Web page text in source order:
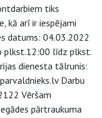
tiks
kā arī ir iespējami
datums: 04.03.2022
plkst.12:00 līdz plkst.
dienesta tālrunis:
Darbu
Vēršam
pārtraukuma